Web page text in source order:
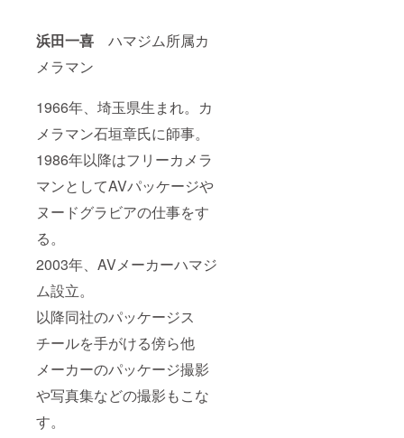
浜田一喜 ハマジム所属カ
メラマン
1966年、埼玉県生まれ。カ
メラマン石垣章氏に師事。
1986年以降はフリーカメラ
マンとしてAVパッケージや
ヌードグラビアの仕事をす
る。
2003年、AVメーカーハマジ
ム設立。
以降同社のパッケージス
チールを手がける傍ら他
メーカーのパッケージ撮影
や写真集などの撮影もこな
す。